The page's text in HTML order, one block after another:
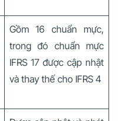
Gồm 16 chuẩn mực,
trong đó chuẩn mực
IFRS 17 được cập nhật
và thay thế cho IFRS 4